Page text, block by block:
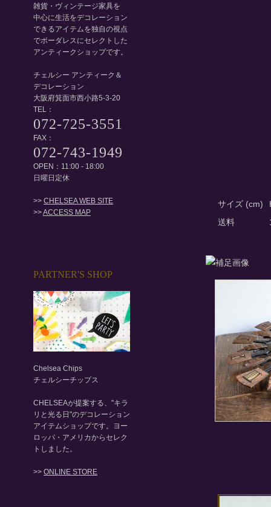
サイズ (cm)
送料
雑貨・ヴィンテージ家具を
中心に生活をデコレーション
できるアイテムを独自の視点
でボーダレスにセレクトした
アンティークショップです。
チェルシー アンティーク＆
デコレーション
大阪府箕面市西小路5-3-20
TEL：
072-725-3551
FAX：
072-743-1949
OPEN：11:00 - 18:00
日曜日定休
>> CHELSEA WEB SITE
>>ACCESS MAP
PARTNER'S SHOP
Chelsea Chips
チェルシーチップス
CHELSEAが提案する、"キラ
リと光る日"のデコレーション
アイテムショップです。ヨー
ロッパ・アメリカからセレク
トしました。
>> ONLINE STORE